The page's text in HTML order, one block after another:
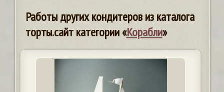
Работы других кондитеров из каталога
торты.сайт категории «Корабли»